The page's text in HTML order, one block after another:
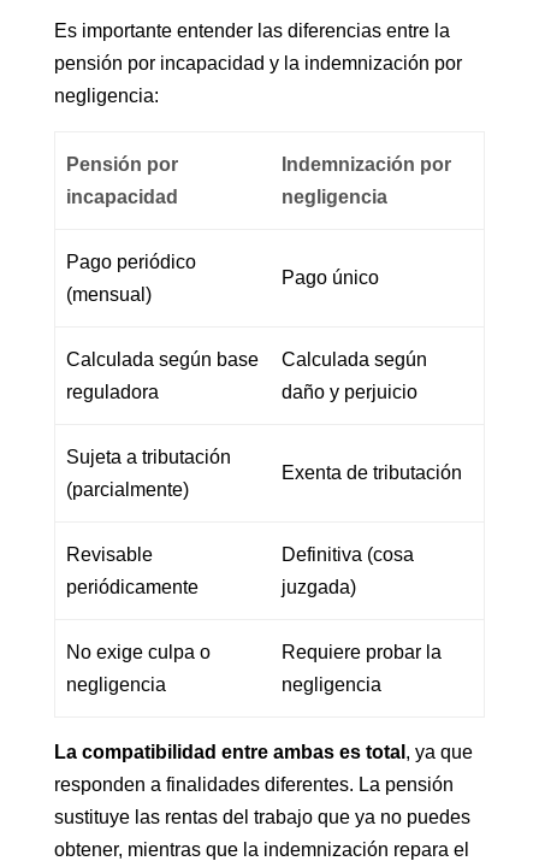
Es importante entender las diferencias entre la
pensión por incapacidad y la indemnización por
negligencia:
Pensión por
incapacidad
Indemnización por
negligencia
Pago periódico
(mensual)
Pago único
Calculada según base
reguladora
Calculada según
daño y perjuicio
Sujeta a tributación
(parcialmente)
Exenta de tributación
Revisable
periódicamente
Definitiva (cosa
juzgada)
No exige culpa o
negligencia
Requiere probar la
negligencia
La compatibilidad entre ambas es total , ya que
responden a finalidades diferentes. La pensión
sustituye las rentas del trabajo que ya no puedes
obtener, mientras que la indemnización repara el